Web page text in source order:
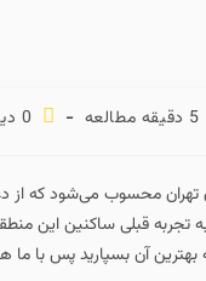
5 دقیقه مطالعه 0 دیدگاه
تهران محسوب می‌شود که از
قبلی ساکنین این
آن بسپارید پس با ما